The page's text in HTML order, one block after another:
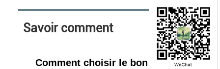
Savoir comment
Comment choisir le bon matériau